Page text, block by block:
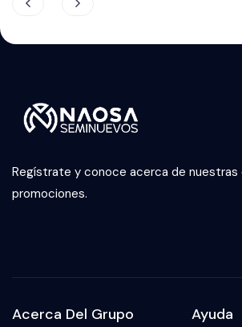
Regístrate y conoce acerca de nuestras
promociones.
Acerca Del Grupo Ayuda